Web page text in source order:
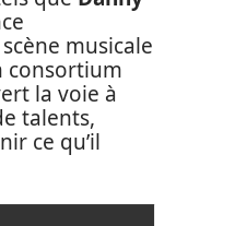
musicale
consortium
la voie à
talents,
ce qu’il